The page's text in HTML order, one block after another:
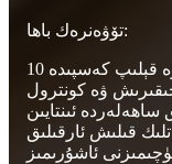
تۆۋەنرەك باھا:
10 يىلدىن ئارتۇق ۋاقىتتىن بۇيان قۇرۇلۇش ۋە قېلىپ كەسپىدە
ۋە كونترول
ئىنتايىن
قىلىش ئارقىلىق